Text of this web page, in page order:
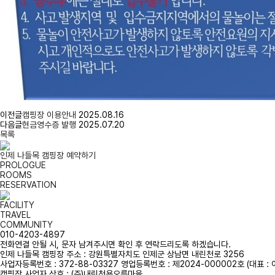
이전글캠핑장 이용안내 2025.08.16
다음글현금영수증 발행 2025.07.20
목록
인제 나들목 캠핑장 예약하기
PROLOGUE
ROOMS
RESERVATION
FACILITY
TRAVEL
COMMUNITY
010-4203-4897
전화연결 안될 시, 문자 남겨주시면 확인 후 연락드리도록 하겠습니다.
인제 나들목 캠핑장 주소 : 강원특별자치도 인제군 상남면 내린천로 3256
사업자등록번호 : 372-88-03327 영업등록번호 : 제2024-000002호 (대표 :